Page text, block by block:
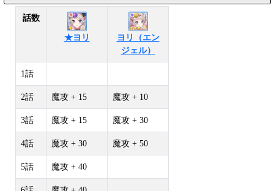
話数
★ヨリ
ヨリ（エン
ジェル）
1話
2話 魔攻 + 15 魔攻 + 10
3話 魔攻 + 15 魔攻 + 30
4話 魔攻 + 30 魔攻 + 50
5話 魔攻 + 40